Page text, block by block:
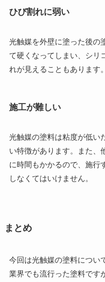
ひび割れに弱い
光触媒を外壁に塗った後の
て硬くなってしまい、シリ
れが見えることもあります。
施工が難しい
光触媒の塗料は粘度が低い
い特徴があります。また、
に時間もかかるので、施行
しなくてはいけません。
まとめ
今回は光触媒の塗料につい
業界でも流行った塗料です